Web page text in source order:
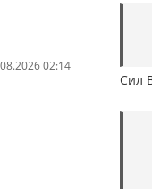
02:14
Сил